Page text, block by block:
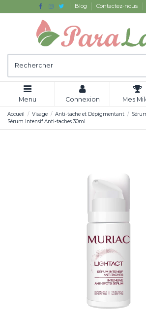
Blog Contactez-nous
Menu Connexion Mes
Accueil Visage Anti-tache et Dépigmentant
Sérum Intensif Anti-taches 30ml